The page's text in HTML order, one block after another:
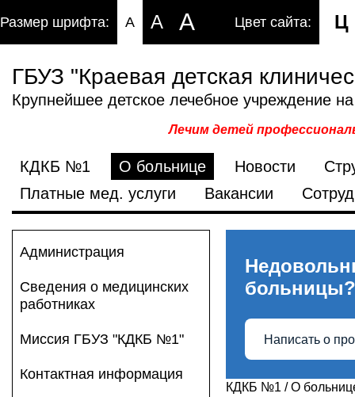
Размер шрифта: A A A Цвет сайта: Ц
ГБУЗ "Краевая детская
Крупнейшее детское лечебное учреждение
Лечим детей
КДКБ №1 О больнице Новости
Платные мед. услуги
Вакансии
Администрация
Сведения о медицинских
работниках
Миссия ГБУЗ "КДКБ №1"
Контактная информация
больницы?
Написать о
КДКБ №1 /О